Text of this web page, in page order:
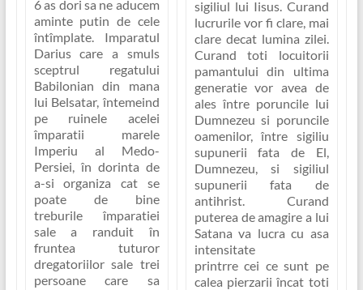
6 as dori sa ne aducem
aminte putin de cele
întîmplate. Imparatul
Darius care a smuls
sceptrul regatului
Babilonian din mana
lui Belsatar, întemeind
pe ruinele acelei
împaratii marele
Imperiu al Medo-
Persiei, în dorinta de
a-si organiza cat se
poate de bine
treburile împaratiei
sale a randuit în
fruntea tuturor
dregatoriilor sale trei
persoane care sa
sigiliul lui Iisus. Curand
lucrurile vor fi clare, mai
clare decat lumina zilei.
Curand toti locuitorii
pamantului din ultima
generatie vor avea de
ales între poruncile lui
Dumnezeu si poruncile
oamenilor, între sigiliu
supunerii fata de El,
Dumnezeu, si sigiliul
supunerii fata de
antihrist. Curand
puterea de amagire a lui
Satana va lucra cu asa
intensitate
printrre cei ce sunt pe
calea pierzarii încat toti